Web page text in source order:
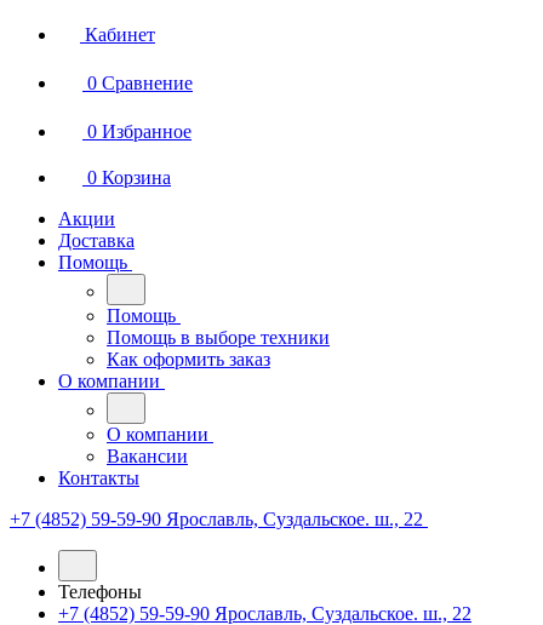
Кабинет
0 Сравнение
0 Избранное
0 Корзина
Акции
Доставка
Помощь
Помощь
Помощь в выборе техники
Как оформить заказ
О компании
О компании
Вакансии
Контакты
+7 (4852) 59-59-90 Ярославль, Суздальское. ш., 22
Телефоны
+7 (4852) 59-59-90 Ярославль, Суздальское. ш., 22